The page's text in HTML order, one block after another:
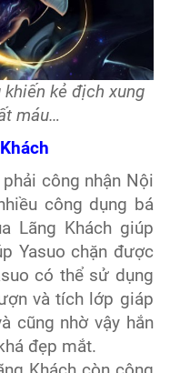
kẻ địch xung
máu…
công nhận Nội
công dụng bá
Lãng Khách giúp
Yasuo chặn được
có thể sử dụng
và tích lớp giáp
cũng nhờ vậy hắn
đẹp mắt.